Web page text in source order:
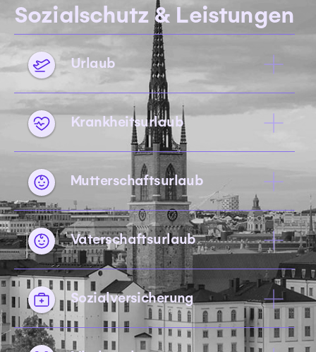
Sozialschutz & Leistungen
Urlaub
Krankheitsurlaub
Mutterschaftsurlaub
Vaterschaftsurlaub
Sozialversicherung